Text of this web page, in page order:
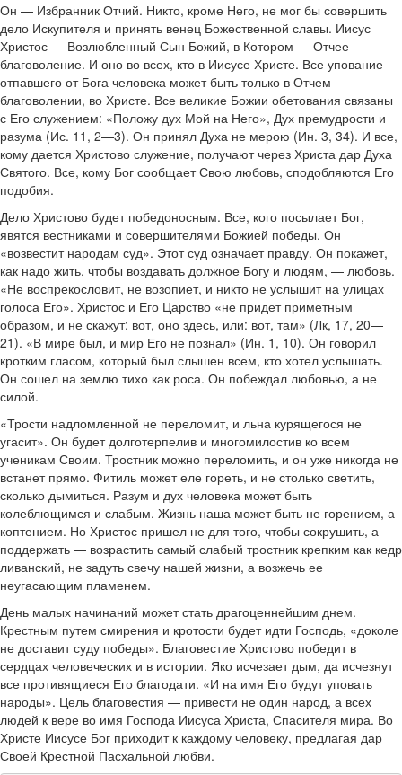
Он — Избранник Отчий. Никто, кроме Него, не мог бы совершить
дело Искупителя и принять венец Божественной славы. Иисус
Христос — Возлюбленный Сын Божий, в Котором — Отчее
благоволение. И оно во всех, кто в Иисусе Христе. Все упование
отпавшего от Бога человека может быть только в Отчем
благоволении, во Христе. Все великие Божии обетования связаны
с Его служением: «Положу дух Мой на Него», Дух премудрости и
разума (Ис. 11, 2—3). Он принял Духа не мерою (Ин. 3, 34). И все,
кому дается Христово служение, получают через Христа дар Духа
Святого. Все, кому Бог сообщает Свою любовь, сподобляются Его
подобия.
Дело Христово будет победоносным. Все, кого посылает Бог,
явятся вестниками и совершителями Божией победы. Он
«возвестит народам суд». Этот суд означает правду. Он покажет,
как надо жить, чтобы воздавать должное Богу и людям, — любовь.
«Не воспрекословит, не возопиет, и никто не услышит на улицах
голоса Его». Христос и Его Царство «не придет приметным
образом, и не скажут: вот, оно здесь, или: вот, там» (Лк, 17, 20—
21). «В мире был, и мир Его не познал» (Ин. 1, 10). Он говорил
кротким гласом, который был слышен всем, кто хотел услышать.
Он сошел на землю тихо как роса. Он побеждал любовью, а не
силой.
«Трости надломленной не переломит, и льна курящегося не
угасит». Он будет долготерпелив и многомилостив ко всем
ученикам Своим. Тростник можно переломить, и он уже никогда не
встанет прямо. Фитиль может еле гореть, и не столько светить,
сколько дымиться. Разум и дух человека может быть
колеблющимся и слабым. Жизнь наша может быть не горением, а
коптением. Но Христос пришел не для того, чтобы сокрушить, а
поддержать — возрастить самый слабый тростник крепким как кедр
ливанский, не задуть свечу нашей жизни, а возжечь ее
неугасающим пламенем.
День малых начинаний может стать драгоценнейшим днем.
Крестным путем смирения и кротости будет идти Господь, «доколе
не доставит суду победы». Благовестие Христово победит в
сердцах человеческих и в истории. Яко исчезает дым, да исчезнут
все противящиеся Его благодати. «И на имя Его будут уповать
народы». Цель благовестия — привести не один народ, а всех
людей к вере во имя Господа Иисуса Христа, Спасителя мира. Во
Христе Иисусе Бог приходит к каждому человеку, предлагая дар
Своей Крестной Пасхальной любви.